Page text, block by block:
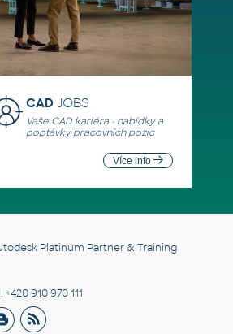
CADJOBS
Vaše CAD kariéra - nabídky a
poptávky pracovních pozic
Více info
Platinum Partner & Training
910 970 111